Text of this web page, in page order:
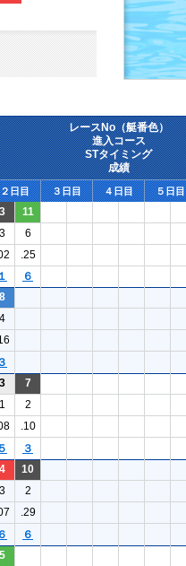
レースNo（艇番色）
進入コース
STタイミング
成績
２日目 ３日目 ４日目 ５日目
3 11
3
6
.25
１ ６
8
4
３
3 7
1
2
.10
５ ３
4 10
3
2
.29
６ ６
5